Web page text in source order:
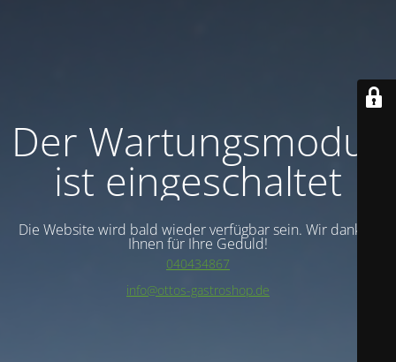
Der Wartungsmodus
ist eingeschaltet
Die Website wird bald wieder verfügbar sein. Wir danken
Ihnen für Ihre Geduld!
040434867
info@ottos-gastroshop.de